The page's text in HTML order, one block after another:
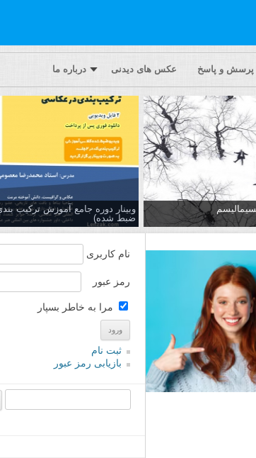
پرسش و پاسخ عکس های دیدنی درباره ما
وبینار دوره جامع آموزش تركيب
ضبط شده)
نام کاربری
رمز عبور
مرا به خاطر بسپار
ثبت نام
بازیابی رمز عبور